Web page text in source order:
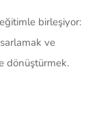
birleşiyor:
ve
dönüştürmek.